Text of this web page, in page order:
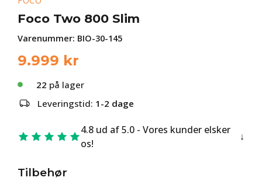
Foco Two 800 Slim
Varenummer: BIO-30-145
9.999 kr
22 på lager
Leveringstid: 1-2 dage
4.8 ud af 5.0 - Vores kunder elsker
os!
Tilbehør